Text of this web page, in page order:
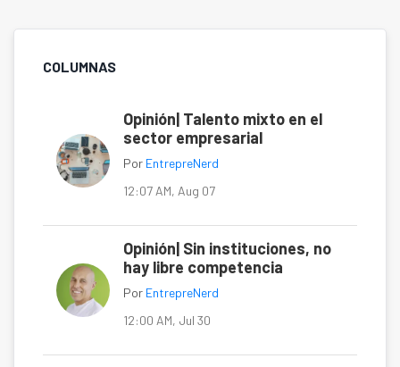
COLUMNAS
Opinión| Talento mixto en el
sector empresarial
Por EntrepreNerd
12:07 AM, Aug 07
Opinión| Sin instituciones, no
hay libre competencia
Por EntrepreNerd
12:00 AM, Jul 30